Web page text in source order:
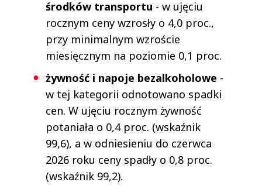
środków transportu - w ujęciu
rocznym ceny wzrosły o 4,0 proc.,
przy minimalnym wzroście
miesięcznym na poziomie 0,1 proc.
żywność i napoje bezalkoholowe -
w tej kategorii odnotowano spadki
cen. W ujęciu rocznym żywność
potaniała o 0,4 proc. (wskaźnik
99,6), a w odniesieniu do czerwca
2026 roku ceny spadły o 0,8 proc.
(wskaźnik 99,2).